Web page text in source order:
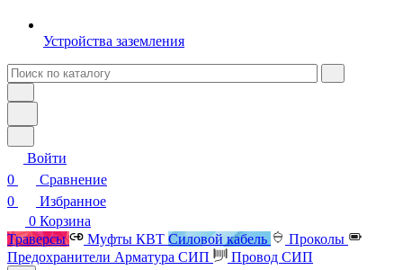
Устройства заземления
Войти
0
Сравнение
0
Избранное
0 Корзина
Траверсы
Муфты КВТ Силовой кабель
Проколы
Предохранители Арматура СИП Провод СИП